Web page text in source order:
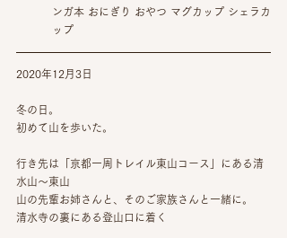
ンガ本 おにぎり おやつ マグカップ シェラカ
ップ
2020年12月3日
冬の日。
初めて山を歩いた。
行き先は「京都一周トレイル東山コース」にある清
水山〜東山
山の先輩お姉さんと、そのご家族さんと一緒に。
清水寺の裏にある登山口に着く